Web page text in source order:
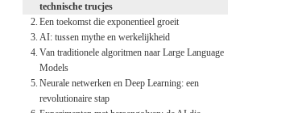
technische trucjes
Een toekomst die exponentieel groeit
AI: tussen mythe en werkelijkheid
Van traditionele algoritmen naar Large Language
Models
Neurale netwerken en Deep Learning: een
revolutionaire stap